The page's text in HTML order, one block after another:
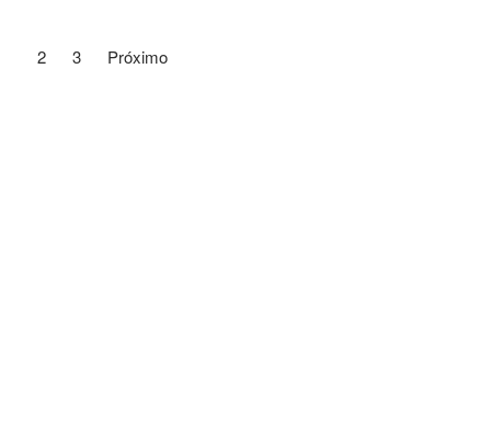
2 3 Próximo